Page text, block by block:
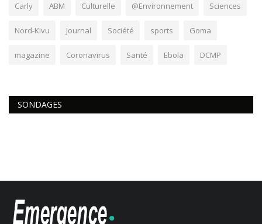
Carly ABM Culturelle @Environnement Sciences
Nord-Kivu Journal Société sports Goma
magazine Coronavirus Santé Ebola DCMP
SONDAGES